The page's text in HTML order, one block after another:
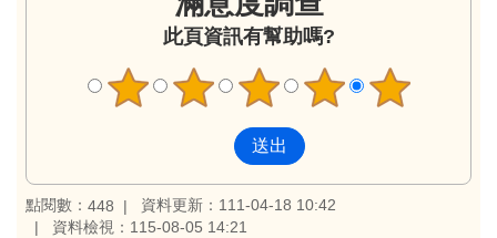
此頁資訊有幫助嗎?
點閱數： 448
資料更新：111-04-18 10:42
資料檢視：115-08-05 14:21